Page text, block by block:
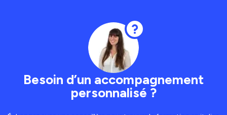
Besoin d’un accompagnement
personnalisé ?